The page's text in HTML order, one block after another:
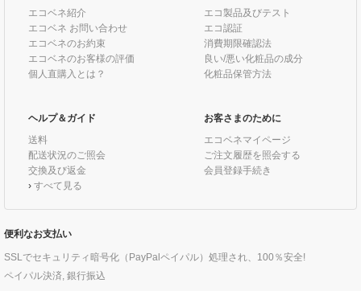
エコベネ紹介
エコベネ お問い合わせ
エコベネのお約束
エコベネのお客様の評価
個人直購入とは？
エコ製品及びテスト
エコ認証
消費期限確認法
良い/悪い化粧品の成分
化粧品保管方法
ヘルプ＆ガイド
送料
配送状況のご照会
交換及び返金
› すべて見る
お客さまのために
エコベネマイページ
ご注文履歴を照会する
会員登録手続き
便利なお支払い
SSLでセキュリティ暗号化（PayPalペイパル）処理され、100％安全!
ペイパル決済, 銀行振込